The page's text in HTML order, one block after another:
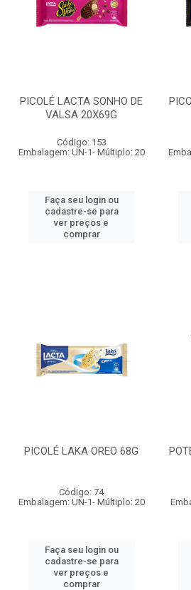
PICOLÉ LACTA SONHO DE
VALSA 20X69G
Código: 153
Embalagem: UN-1- Múltiplo: 20
Faça seu login ou
cadastre-se para
ver preços e
comprar
PICOLÉ LAKA OREO 68G
Código: 74
Embalagem: UN-1- Múltiplo: 20
Faça seu login ou
cadastre-se para
ver preços e
comprar